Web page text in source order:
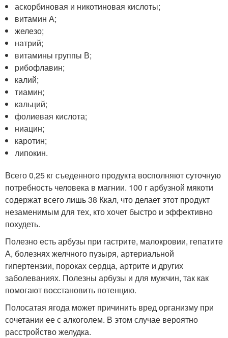
аскорбиновая и никотиновая кислоты;
витамин А;
железо;
натрий;
витамины группы В;
рибофлавин;
калий;
тиамин;
кальций;
фолиевая кислота;
ниацин;
каротин;
липокин.
Всего 0,25 кг съеденного продукта восполняют суточную
потребность человека в магнии. 100 г арбузной мякоти
содержат всего лишь 38 Ккал, что делает этот продукт
незаменимым для тех, кто хочет быстро и эффективно
похудеть.
Полезно есть арбузы при гастрите, малокровии, гепатите
А, болезнях желчного пузыря, артериальной
гипертензии, пороках сердца, артрите и других
заболеваниях. Полезны арбузы и для мужчин, так как
помогают восстановить потенцию.
Полосатая ягода может причинить вред организму при
сочетании ее с алкоголем. В этом случае вероятно
расстройство желудка.